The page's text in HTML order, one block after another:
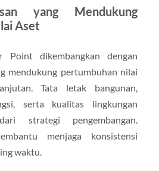
yang Mendukung
Aset
dikembangkan dengan
mendukung pertumbuhan nilai
Tata letak bangunan,
serta kualitas lingkungan
strategi pengembangan.
menjaga konsistensi
waktu.